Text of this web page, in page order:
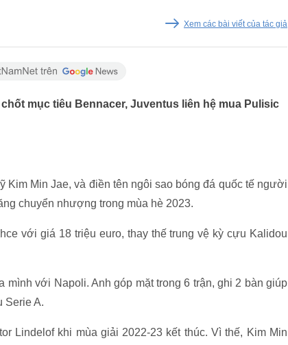
Xem các bài viết của tác giả
mục tiêu Bennacer, Juventus liên hệ mua Pulisic
Kim Min Jae, và điền tên ngôi sao bóng đá quốc tế người
chuyển nhượng trong mùa hè 2023.
với giá 18 triệu euro, thay thế trung vệ kỳ cựu Kalidou
mình với Napoli. Anh góp mặt trong 6 trận, ghi 2 bàn giúp
Serie A.
Lindelof khi mùa giải 2022-23 kết thúc. Vì thế, Kim Min